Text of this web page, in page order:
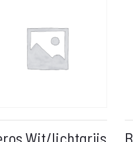
Wit/lichtgrijs